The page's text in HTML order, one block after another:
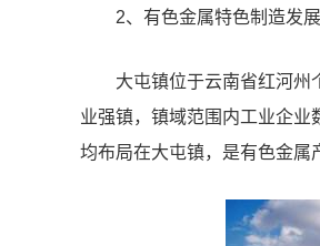
2、有色金属特色制造发
大屯镇位于云南省红河州
业强镇，镇域范围内工业企业
均布局在大屯镇，是有色金属